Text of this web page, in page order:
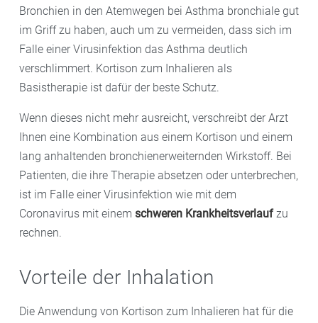
Bronchien in den Atemwegen bei Asthma bronchiale gut
im Griff zu haben, auch um zu vermeiden, dass sich im
Falle einer Virusinfektion das Asthma deutlich
verschlimmert. Kortison zum Inhalieren als
Basistherapie ist dafür der beste Schutz.
Wenn dieses nicht mehr ausreicht, verschreibt der Arzt
Ihnen eine Kombination aus einem Kortison und einem
lang anhaltenden bronchienerweiternden Wirkstoff. Bei
Patienten, die ihre Therapie absetzen oder unterbrechen,
ist im Falle einer Virusinfektion wie mit dem
Coronavirus mit einem schweren Krankheitsverlaufzu
rechnen.
Vorteile der Inhalation
Die Anwendung von Kortison zum Inhalieren hat für die